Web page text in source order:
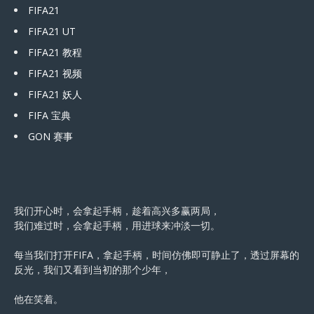
FIFA21
FIFA21 UT
FIFA21 教程
FIFA21 视频
FIFA21 妖人
FIFA 宝典
GON 赛事
我们开心时，会拿起手柄，趁着高兴多赢两局，
我们难过时，会拿起手柄，用进球来冲淡一切。
每当我们打开FIFA，拿起手柄，时间仿佛即可静止了，透过屏幕的
反光，我们又看到当初的那个少年，
他在笑着。